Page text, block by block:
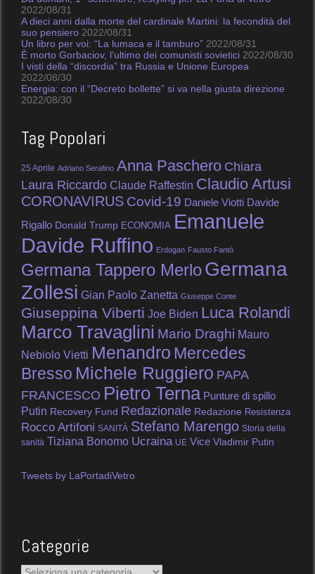
2022/08/31
A dieci anni dalla morte del cardinale Martini: la fecondità del
suo pensiero 2022/08/31
Un libro per voi: “La lumaca e il tamburo” 2022/08/31
È morto Gorbaciov, l’ultimo dei comunisti sovietici 2022/08/30
I visti della “discordia” tra Russia e Unione Europea
2022/08/30
Energia: con il “Decreto bollette” si va nella giusta direzione
2022/08/30
Tag Popolari
25 Aprile Adriano Serafino Anna Paschero Chiara
Laura Riccardo Claude Raffestin Claudio Artusi
CORONAVIRUS Covid-19 Daniele Viotti Davide
Rigallo Donald Trump ECONOMIA Emanuele
Davide Ruffino Erdogan Fausto Fantò
Germana Tappero MerloGermana
Zollesi Gian Paolo Zanetta Giuseppe Conte
Giuseppina Viberti Joe Biden Luca Rolandi
Marco Travaglini Mario Draghi Mauro
Nebiolo Vietti Menandro Mercedes
Bresso Michele Ruggiero PAPA
FRANCESCO Pietro Terna Punture di spillo
Putin Recovery Fund Redazionale Redazione Resistenza
Rocco Artifoni SANITÀ Stefano Marengo Storia della
sanità Tiziana Bonomo Ucraina UE Vice Vladimir Putin
Tweets by LaPortadiVetro
Categorie
Categorie